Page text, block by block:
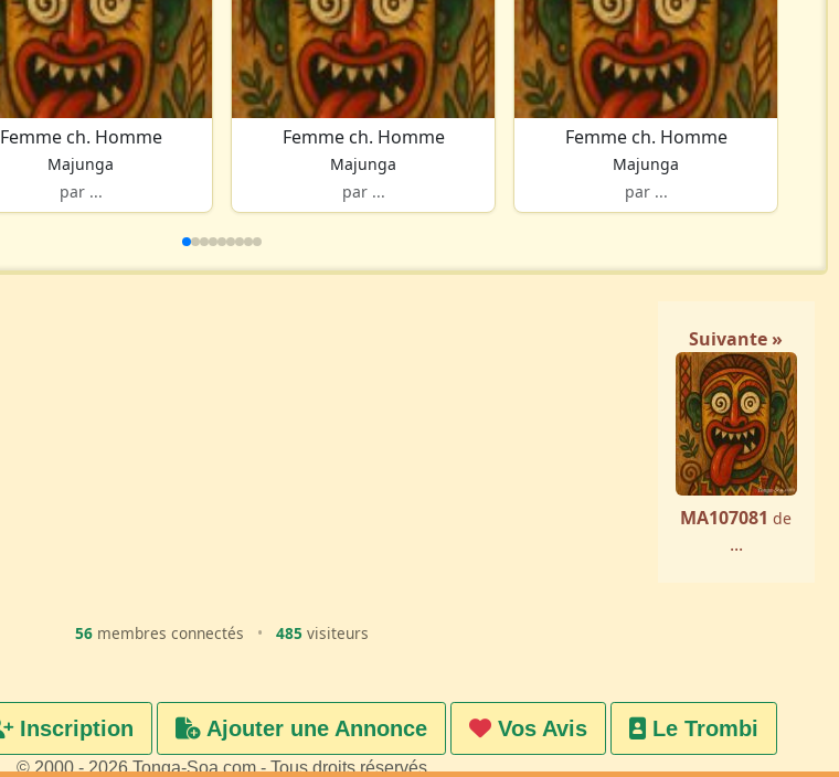
Femme ch. Homme
Majunga
par ...
Femme ch. Homme
Majunga
par ...
Femme ch. Homme
Majunga
par ...
Suivante »
MA107081 de
...
56 membres connectés • 485 visiteurs
Inscription Ajouter une Annonce Vos Avis Le Trombi
© 2000 - 2026 Tonga-Soa.com - Tous droits réservés